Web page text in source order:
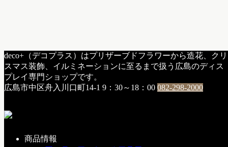
deco+（デコプラス）はプリザーブドフラワーから造花、クリ
スマス装飾、イルミネーションに至るまで扱う広島のディス
プレイ専門ショップです。
広島市中区舟入川口町14-1 9：30～18：00 082-298-2000
商品情報
HOME
器
タグ:器
新しいコンポート入ってきました！